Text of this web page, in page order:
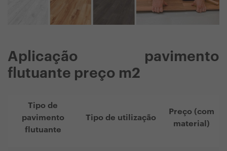
Aplicação pavimento
flutuante preço m2
Tipo de
pavimento
flutuante
Tipo de utilização
Preço (com
material)